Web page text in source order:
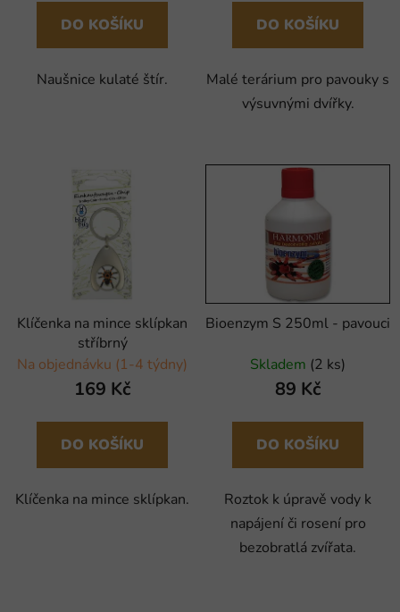
DO KOŠÍKU
Naušnice kulaté štír.
DO KOŠÍKU
Malé terárium pro pavouky s
výsuvnými dvířky.
Klíčenka na mince sklípkan
stříbrný
Na objednávku (1-4 týdny)
169 Kč
DO KOŠÍKU
Klíčenka na mince sklípkan.
Bioenzym S 250ml - pavouci
Skladem (2 ks)
89 Kč
DO KOŠÍKU
Roztok k úpravě vody k
napájení či rosení pro
bezobratlá zvířata.